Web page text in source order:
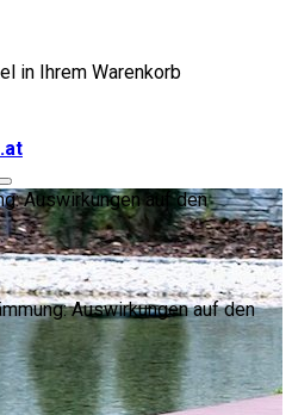
in Ihrem Warenkorb
Auswirkungen auf den
Auswirkungen auf den